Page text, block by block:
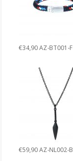
€34,90 AZ-BT001-F
€59,90 AZ-NL002-B